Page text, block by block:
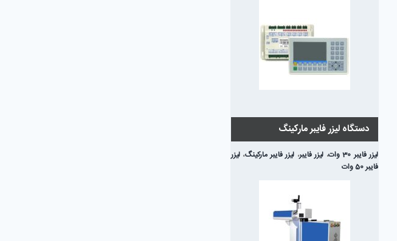
دستگاه لیزر فایبر مارکینگ
لیزر فایبر 30 وات ، لیزر فایبر، لیزر فایبر مارکینگ، لیزر
فایبر 50 وات